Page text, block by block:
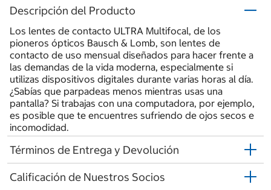
Descripción del Producto
Los lentes de contacto ULTRA Multifocal, de los
pioneros ópticos Bausch & Lomb, son lentes de
contacto de uso mensual diseñados para hacer frente a
las demandas de la vida moderna, especialmente si
utilizas dispositivos digitales durante varias horas al día.
¿Sabías que parpadeas menos mientras usas una
pantalla? Si trabajas con una computadora, por ejemplo,
es posible que te encuentres sufriendo de ojos secos e
incomodidad.
Términos de Entrega y Devolución
Calificación de Nuestros Socios